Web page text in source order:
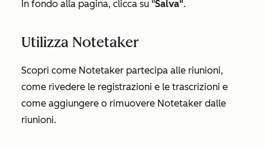
In fondo alla pagina, clicca su "Salva".
Utilizza Notetaker
Scopri come Notetaker partecipa alle riunioni,
come rivedere le registrazioni e le trascrizioni e
come aggiungere o rimuovere Notetaker dalle
riunioni.